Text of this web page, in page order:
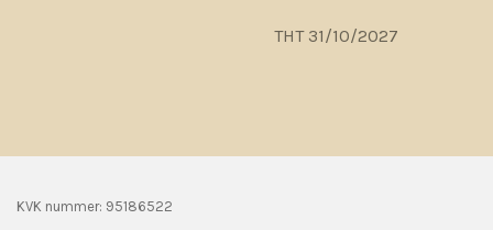
THT 31/10/2027
KVK nummer: 95186522